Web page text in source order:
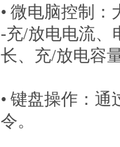
• 微电脑控制
-充/放电电流、
长、充/放电容
• 键盘操作：
令。